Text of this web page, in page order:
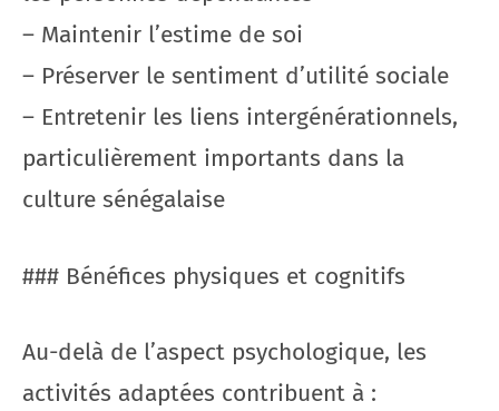
– Maintenir l’estime de soi
– Préserver le sentiment d’utilité sociale
– Entretenir les liens intergénérationnels,
particulièrement importants dans la
culture sénégalaise
### Bénéfices physiques et cognitifs
Au-delà de l’aspect psychologique, les
activités adaptées contribuent à :